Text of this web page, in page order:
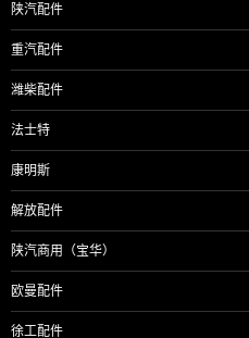
陕汽配件
重汽配件
潍柴配件
法士特
康明斯
解放配件
陕汽商用（宝华）
欧曼配件
徐工配件